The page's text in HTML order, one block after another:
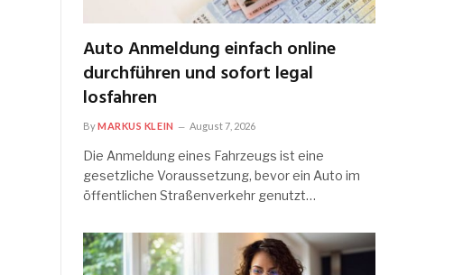
Auto Anmeldung einfach online
durchführen und sofort legal
losfahren
ByMARKUS KLEIN August 7, 2026
Die Anmeldung eines Fahrzeugs ist eine
gesetzliche Voraussetzung, bevor ein Auto im
öffentlichen Straßenverkehr genutzt…